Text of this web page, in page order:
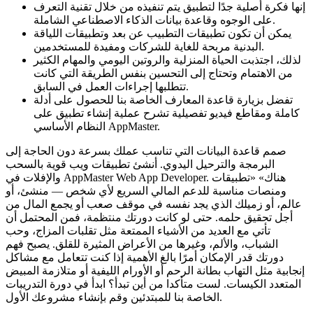
إنها فكرة أصلية جدًا لتطبيق يتم تنفيذه من خلال تقنية التعرف
على الوجوه وقاعدة بيانات الذكاء الاصطناعي الشاملة.
يمكن أن تكون تطبيقات التطبيب عن بعد وتطبيقات اللياقة
البدنية مربحة للغاية للشركات ومفيدة للمستخدمين.
لذلك، اجتذبت الحياة المنزلية والروتين اليومي والمهام الكثير
من الاهتمام وتحتاج إلى التحسين بنفس الطريقة التي كانت
تتطلبها إجراءات العمل في السابق.
تفضل بزيارة قاعدة المعارف الخاصة بنا للحصول على أدلة
كاملة ومقاطع فيديو تفصيلية تشرح عملية إنشاء تطبيق على
النظام الأساسي AppMaster.
صمم قاعدة البيانات التي تناسب عملك بسرعة دون الحاجة إلى
البرمجة والترحيل اليدوي. أنشئ تطبيقات ويب قوية بالسحب
والإفلات في AppMaster Web App Developer. هناك» «تطبيقات
ومنصات مناسبة للدعم المالي السريع لأي شخص — منشئ، أو
عالم، أو زميلك الذي يجد نفسه في موقف صعب أو يجمع المال من
أجل تحقيق حلمه. حتى لو كانت دورتك منتظمة، فمن المحتمل أن
تأتي مع العديد من الأشياء الممتعة مثل تقلبات المزاج، وحب
الشباب، والألم، وغيرها من الأعراض المثيرة للقلق. يصبح فهم
دورتك قدر الإمكان أمرًا بالغ الأهمية إذا كنت تتعامل مع مشاكل
إنجابية مثل التهاب بطانة الرحم أو الأورام الليفية أو متلازمة المبيض
المتعدد الكيسات. لست متأكدا من أين تبدأ؟ ابدأ في دورة التدريبات
الخاصة بنا للمبتدئين وقم بإنشاء مشروعك الأول.